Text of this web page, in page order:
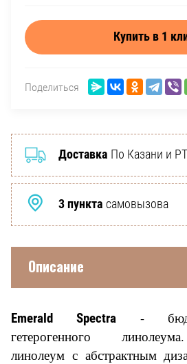
Купить в 1
Поделиться
Доставка По Казани и РТ
3 пункта самовызова
Описание
Emerald Spectra-
гетерогенного
линолеум с абстрактным